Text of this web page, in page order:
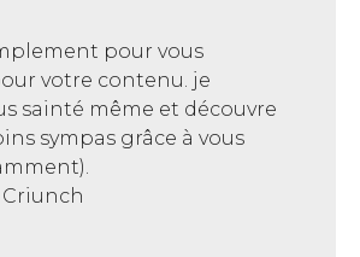
pour vous
votre contenu. je
sainté même et découvre
sympas grâce à vous
Criunch